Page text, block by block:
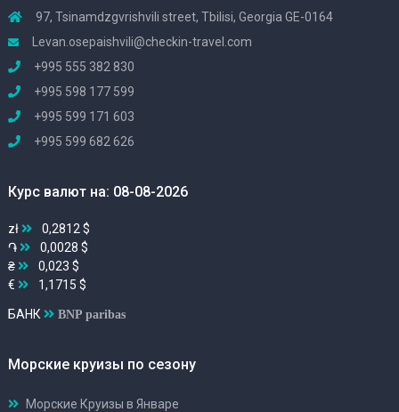
97, Tsinamdzgvrishvili street, Tbilisi, Georgia GE-0164
Levan.osepaishvili@checkin-travel.com
+995 555 382 830
+995 598 177 599
+995 599 171 603
+995 599 682 626
Курс валют на: 08-08-2026
zł
0,2812 $
֏
0,0028 $
₴
0,023 $
€
1,1715 $
БАНК BNP paribas
Морские круизы по сезону
Морские Круизы в Январе